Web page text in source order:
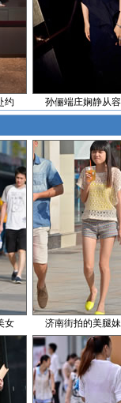
约 孙俪端庄娴静从
女 济南街拍的美腿